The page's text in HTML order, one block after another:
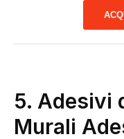
5. Adesivi
Murali